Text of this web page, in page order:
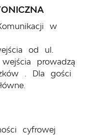
w
od ul.
prowadzą
. Dla gości
cyfrowej